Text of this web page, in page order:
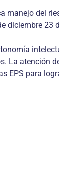
manejo del
diciembre 23
atención
EPS para